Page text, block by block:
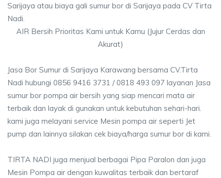
Sarijaya atau biaya gali sumur bor di Sarijaya pada CV Tirta
Nadi.
AIR Bersih Prioritas Kami untuk Kamu (Jujur Cerdas dan
Akurat)
Jasa Bor Sumur di Sarijaya Karawang bersama CV.Tirta
Nadi hubungi 0856 9416 3731 / 0818 493 097 layanan Jasa
sumur bor pompa air bersih yang siap mencari mata air
terbaik dan layak di gunakan untuk kebutuhan sehari-hari.
kami juga melayani service Mesin pompa air seperti Jet
pump dan lainnya silakan cek biaya/harga sumur bor di kami.
TIRTA NADI juga menjual berbagai Pipa Paralon dan juga
Mesin Pompa air dengan kuwalitas terbaik dan bertaraf